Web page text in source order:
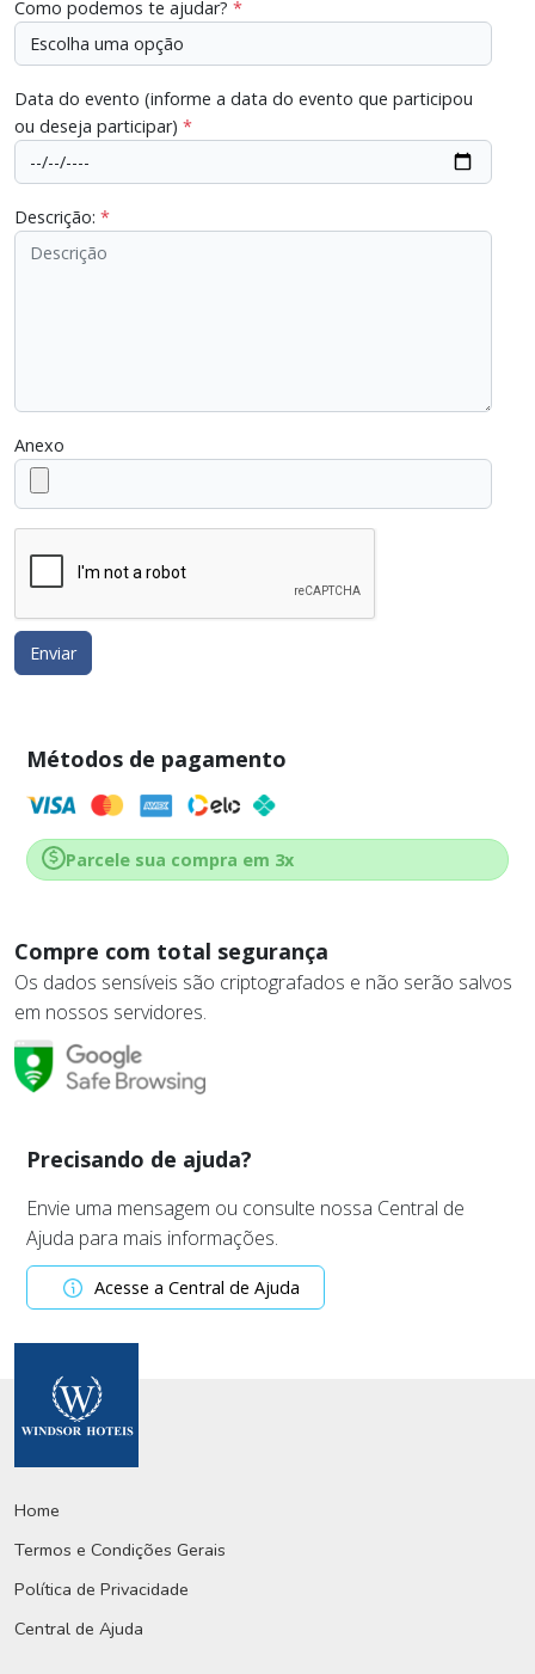
Como podemos te ajudar? *
Data do evento (informe a data do evento que participou
ou deseja participar) *
Descrição: *
Anexo
Enviar
Métodos de pagamento
Parcele sua compra em 3x
Compre com total segurança
Os dados sensíveis são criptografados e não serão salvos
em nossos servidores.
Precisando de ajuda?
Envie uma mensagem ou consulte nossa Central de
Ajuda para mais informações.
Acesse a Central de Ajuda
Home
Termos e Condições Gerais
Política de Privacidade
Central de Ajuda